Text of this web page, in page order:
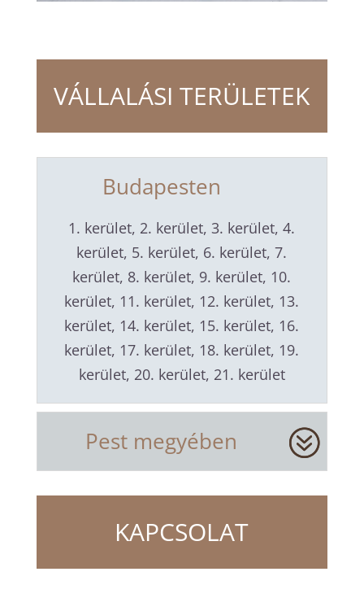
VÁLLALÁSI TERÜLETEK
Budapesten
1. kerület, 2. kerület, 3. kerület, 4.
kerület, 5. kerület, 6. kerület, 7.
kerület, 8. kerület, 9. kerület, 10.
kerület, 11. kerület, 12. kerület, 13.
kerület, 14. kerület, 15. kerület, 16.
kerület, 17. kerület, 18. kerület, 19.
kerület, 20. kerület, 21. kerület
Pest megyében
KAPCSOLAT